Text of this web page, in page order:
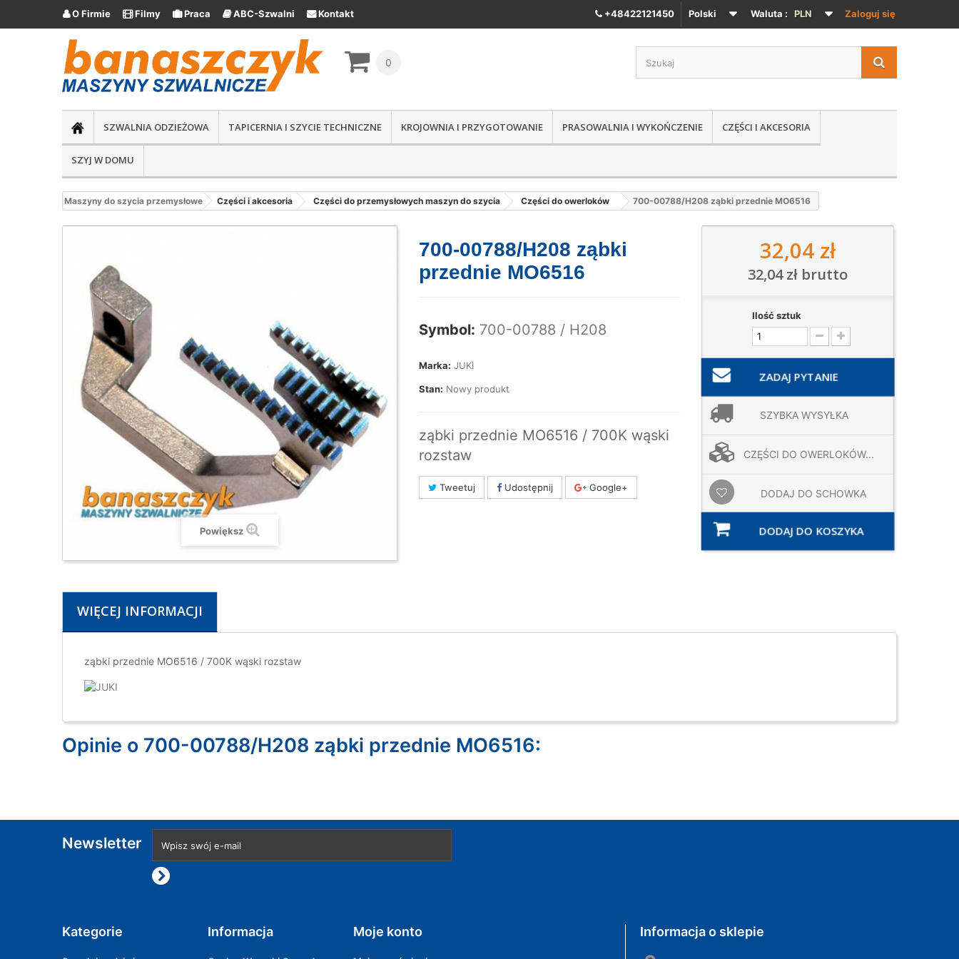
Zaloguj się
Waluta : PLN
Polski
O Firmie Filmy Praca ABC-Szwalni Kontakt +48422121450
0
SZWALNIA ODZIEŻOWA TAPICERNIA I SZYCIE TECHNICZNE KROJOWNIA I PRZYGOTOWANIE PRASOWALNIA I WYKOŃCZENIE CZĘŚCI I AKCESORIA
SZYJ W DOMU
Maszyny do szycia przemysłowe Części i akcesoria Części do przemysłowych maszyn do szycia Części do owerloków 700-00788/H208 ząbki przednie MO6516
Powiększ
700-00788/H208 ząbki
przednie MO6516
Symbol: 700-00788 / H208
Marka: JUKI
Stan: Nowy produkt
ząbki przednie MO6516 / 700K wąski
rozstaw
Tweetuj Udostępnij Google+
32,04 zł
32,04 zł brutto
Ilość sztuk
ZADAJ PYTANIE
SZYBKA WYSYŁKA
CZĘŚCI DO OWERLOKÓW...
DODAJ DO SCHOWKA
DODAJ DO KOSZYKA
WIĘCEJ INFORMACJI
ząbki przednie MO6516 / 700K wąski rozstaw
Opinie o 700-00788/H208 ząbki przednie MO6516:
Newsletter
Kategorie Informacja Moje konto Informacja o sklepie